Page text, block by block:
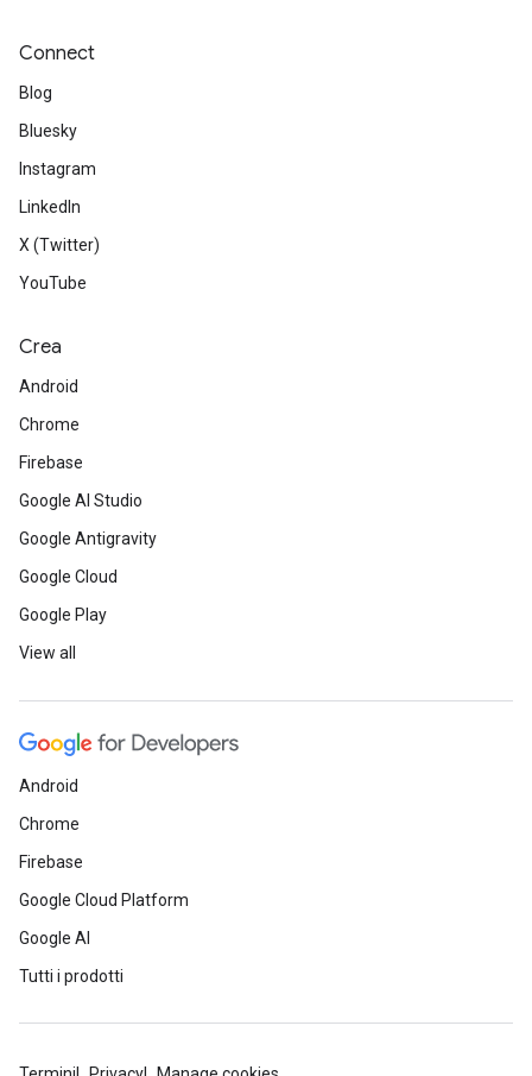
Connect
Blog
Bluesky
Instagram
LinkedIn
X (Twitter)
YouTube
Crea
Android
Chrome
Firebase
Google AI Studio
Google Antigravity
Google Cloud
Google Play
View all
Android
Chrome
Firebase
Google Cloud Platform
Google AI
Tutti i prodotti